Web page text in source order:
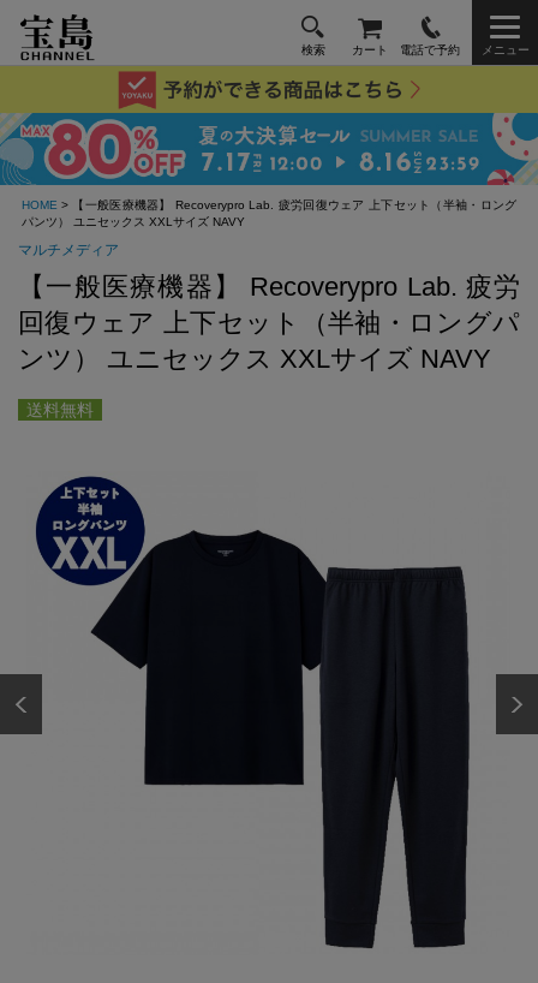
検索 カート 電話で予約 メニュー
HOME > 【一般医療機器】 Recoverypro Lab. 疲労回復ウェア 上下セット（半袖・ロング
パンツ） ユニセックス XXLサイズ NAVY
マルチメディア
【一般医療機器】 Recoverypro Lab. 疲労
回復ウェア 上下セット（半袖・ロングパ
ンツ） ユニセックス XXLサイズ NAVY
送料無料